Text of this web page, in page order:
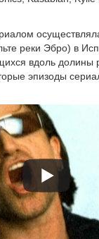
реки Эбро) в
вдоль
эпи­зо­ды